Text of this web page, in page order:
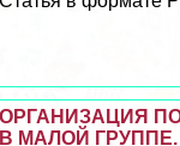
ОРГАНИЗАЦИЯ
В МАЛОЙ